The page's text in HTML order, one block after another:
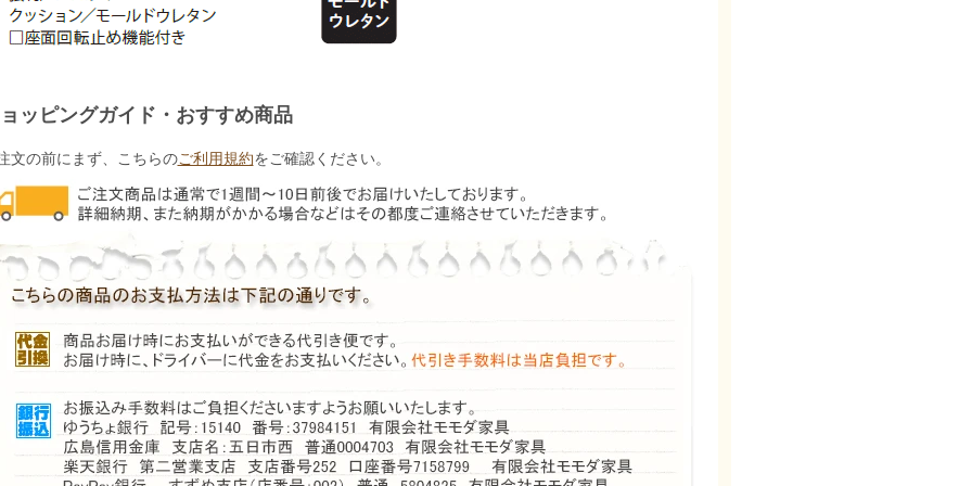
ッピングガイド・おすすめ商品
文の前にまず、こちらのご利用規約をご確認ください。